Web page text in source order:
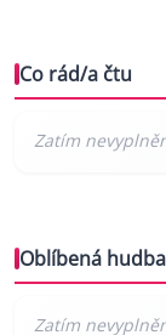
Co rád/a čtu
Oblíbená hudba